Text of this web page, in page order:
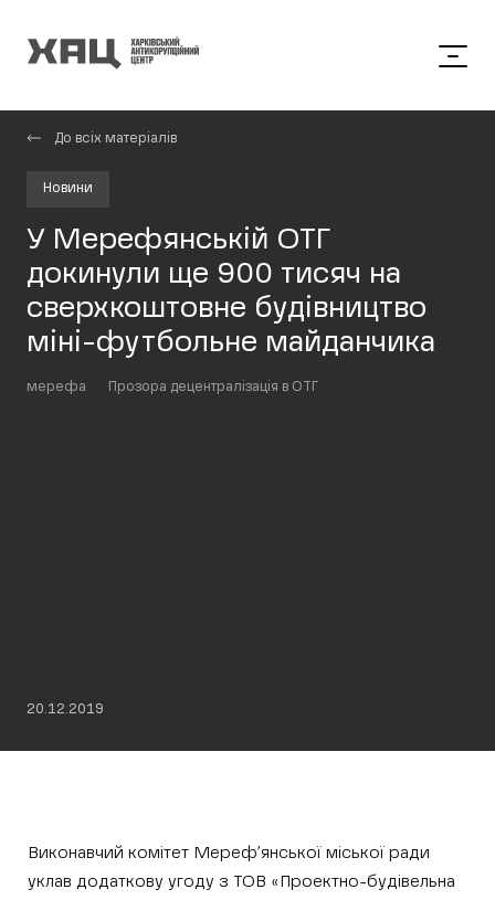
До всіх матеріалів
Новини
У Мерефянській ОТГ
докинули ще 900 тисяч на
сверхкоштовне будівництво
міні-футбольне майданчика
мерефа Прозора децентралізація в ОТГ
20.12.2019
Виконавчий комітет Мереф’янської міської ради
уклав додаткову угоду з ТОВ «Проектно-будівельна